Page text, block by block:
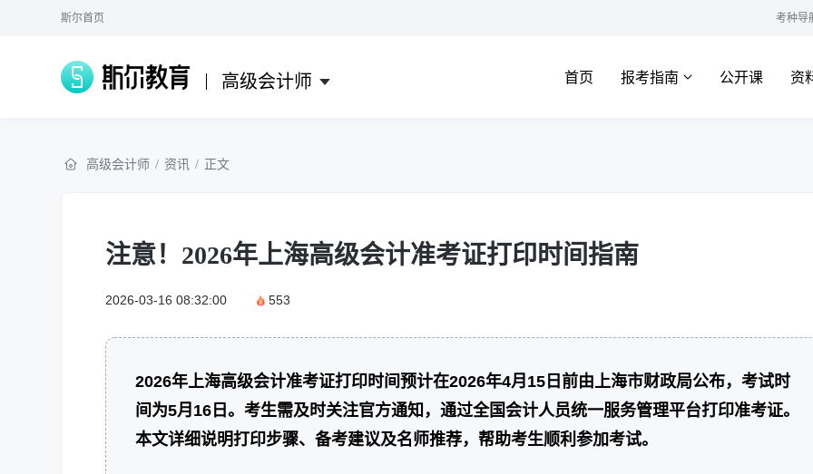
斯尔首页 考种导
高级会计师 首页 报考指南 公开课 资
高级会计师 / 资讯 / 正文
注意！2026年上海高级会计准考证打印时间指南
2026-03-16 08:32:00 553
2026年上海高级会计准考证打印时间预计在2026年4月15日前由上海市财政局公布，考试时
间为5月16日。考生需及时关注官方通知，通过全国会计人员统一服务管理平台打印准考证。
本文详细说明打印步骤、备考建议及名师推荐，帮助考生顺利参加考试。